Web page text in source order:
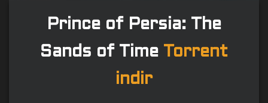
Prince of Persia: The
Sands of Time
Torrent
indir